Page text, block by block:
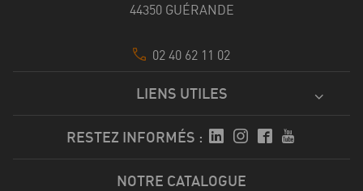
44350 GUÉRANDE
02 40 62 11 02
LIENS UTILES
RESTEZ INFORMÉS :
NOTRE CATALOGUE